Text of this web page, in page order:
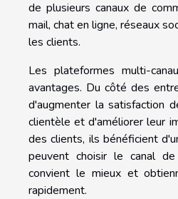
de plusieurs canaux de
mail, chat en ligne, réseaux
les clients.
Les plateformes multi-
avantages. Du côté des
d'augmenter la satisfaction
clientèle et d'améliorer leur
des clients, ils bénéficient
peuvent choisir le canal
convient le mieux et
rapidement.